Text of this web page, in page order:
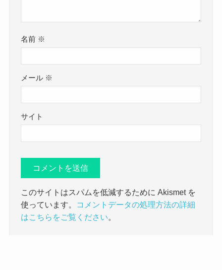
名前 ※
メール ※
サイト
このサイトはスパムを低減するために Akismet を
使っています。
コメントデータの処理方法の詳細
はこちらをご覧ください。